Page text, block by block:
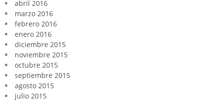
abril 2016
marzo 2016
febrero 2016
enero 2016
diciembre 2015
noviembre 2015
octubre 2015
septiembre 2015
agosto 2015
julio 2015